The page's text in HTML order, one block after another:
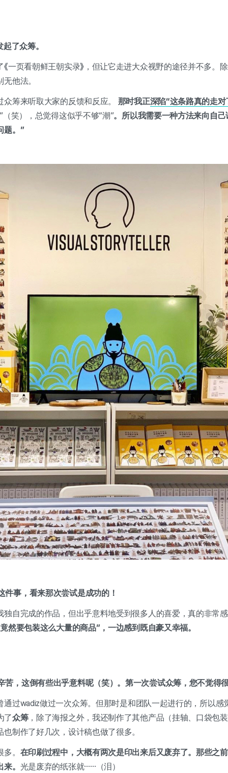
了众筹。
一页看朝鲜王朝实录》，但让它走进大众视野的途径并不多。
他法。
筹来听取大家的反馈和反应。 那时我正深陷“这条路真的走
笑），总觉得这似乎不够“潮”。所以我需要一种方法来向自
题。”
件事，看来那次尝试是成功的！
独自完成的作品，但出乎意料地受到很多人的喜爱，真的非常
然要包装这么大量的商品”，一边感到既自豪又幸福。
苦，这倒有些出乎意料呢（笑）。第一次尝试众筹，您不觉得
通过wadiz做过一次众筹。但那时是和团队一起进行的，所以感
了众筹，除了海报之外，我还制作了其他产品（挂轴、口袋包
制作了好几次，设计稿也做了很多。
。 在印刷过程中，大概有两次是印出来后又废弃了。那些之
。 光是废弃的纸张就……（泪）